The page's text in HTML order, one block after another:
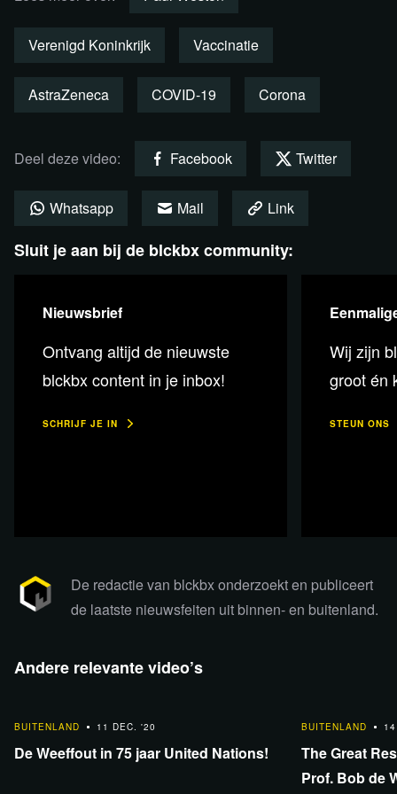
Steun blckbx
Bekijk de video via Rumble
Verenigd Koninkrijk Vaccinatie
AstraZeneca COVID-19 Corona
Deel deze video: Facebook Twitter
Whatsapp Mail Link
Sluit je aan bij de blckbx community:
Nieuwsbrief
Ontvang altijd de nieuwste
blckbx content in je inbox!
SCHRIJF JE IN
Wij zijn
groot én
STEUN ONS
De redactie van blckbx onderzoekt en publiceert
de laatste nieuwsfeiten uit binnen- en buitenland.
Andere relevante video’s
BUITENLAND
11 DEC. '20
De Weeffout in 75 jaar United Nations!
BUITENLAND
The Great
Prof. Bob de